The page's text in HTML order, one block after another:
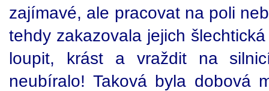
zajímavé, ale pracovat na poli
tehdy zakazovala jejich
loupit, krást a vraždit na
neubíralo! Taková byla dobová